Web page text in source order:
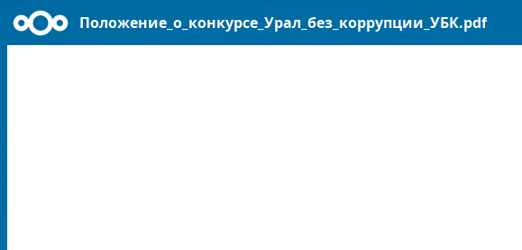
Положение_о_конкурсе_Урал_без_коррупции_УБК.pdf